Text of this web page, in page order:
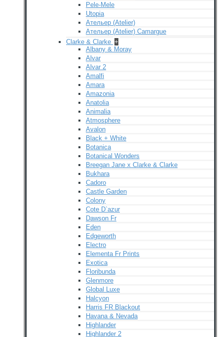
Pele-Mele
Utopia
Ательер (Atelier)
Ательер (Atelier) Camargue
Clarke & Clarke +
Albany & Moray
Alvar
Alvar 2
Amalfi
Amara
Amazonia
Anatolia
Animalia
Atmosphere
Avalon
Black + White
Botanica
Botanical Wonders
Breegan Jane x Clarke & Clarke
Bukhara
Cadoro
Castle Garden
Colony
Cote D`azur
Dawson Fr
Eden
Edgeworth
Electro
Elementa Fr Prints
Exotica
Floribunda
Glenmore
Global Luxe
Halcyon
Harris FR Blackout
Havana & Nevada
Highlander
Highlander 2